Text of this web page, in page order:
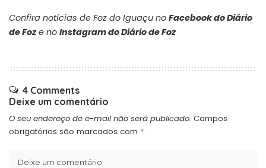
Confira notícias de Foz do Iguaçu no Facebook do Diário
de Foze no Instagram do Diário de Foz
4 Comments
Deixe um comentário
O seu endereço de e-mail não será publicado. Campos
obrigatórios são marcados com *